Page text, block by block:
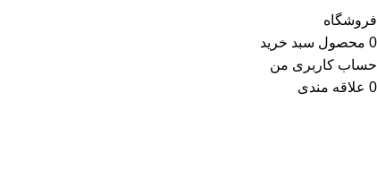
فروشگاه
0 محصول سبد خرید
حساب کاربری من
0 علاقه مندی